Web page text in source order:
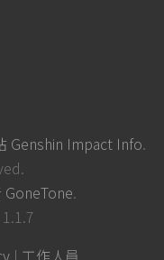
Genshin Impact Info.
GoneTone.